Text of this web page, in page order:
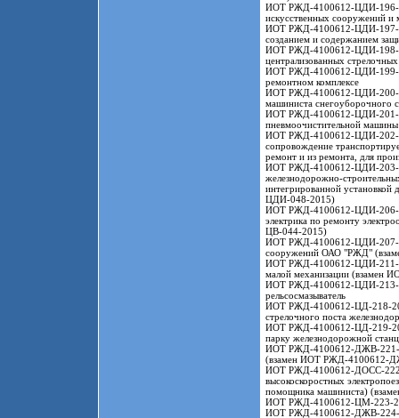
ИОТ РЖД-4100612-ЦДИ-196-
искусственных сооружений и
ИОТ РЖД-4100612-ЦДИ-197-
созданием и содержанием
ИОТ РЖД-4100612-ЦДИ-198-
централизованных
ИОТ РЖД-4100612-ЦДИ-199-
ремонтном комплексе
ИОТ РЖД-4100612-ЦДИ-200-
машиниста
ИОТ РЖД-4100612-ЦДИ-201-
пневмоочистительной
ИОТ РЖД-4100612-ЦДИ-202-
сопровождение
ремонт и из ремонта, для
ИОТ РЖД-4100612-ЦДИ-203-
железнодорожно-
интегрированной
ЦДИ-048-2015)
ИОТ РЖД-4100612-ЦДИ-206-
электрика по ремонту
ЦВ-044-2015)
ИОТ РЖД-4100612-ЦДИ-207-
сооружений ОАО "РЖД"
ИОТ РЖД-4100612-ЦДИ-211-
малой механизации
ИОТ РЖД-4100612-ЦДИ-213-
рельсосмазыватель
ИОТ РЖД-4100612-ЦД-218-
стрелочного поста
ИОТ РЖД-4100612-ЦД-219-
парку железнодорожной
ИОТ РЖД-4100612-ДЖВ-221-
(взамен ИОТ РЖД-4100612-
ИОТ РЖД-4100612-ДОСС-222-
высокоскоростных
помощника машиниста)
ИОТ РЖД-4100612-ЦМ-223-
ИОТ РЖД-4100612-ДЖВ-224-